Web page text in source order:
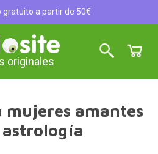
gratuito a partir de 50€
originales
mujeres amantes